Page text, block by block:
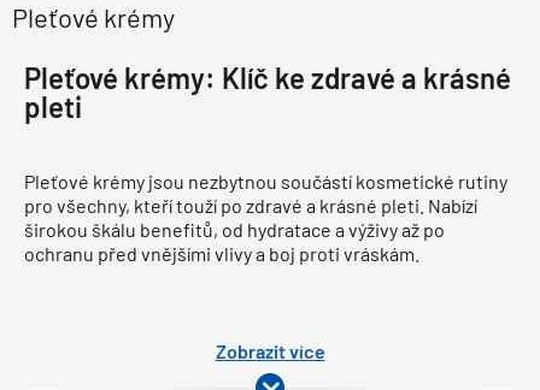
Pleťové krémy
Pleťové krémy: Klíč ke zdravé a krásné
pleti
Pleťové krémy jsou nezbytnou součástí kosmetické rutiny
pro všechny, kteří touží po zdravé a krásné pleti. Nabízí
širokou škálu benefitů, od hydratace a výživy až po
ochranu před vnějšími vlivy a boj proti vráskám.
Zobrazit více